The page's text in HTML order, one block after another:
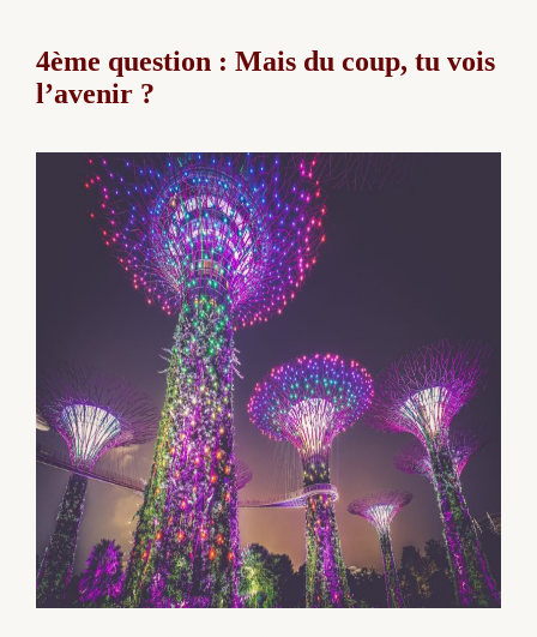
4ème question : Mais du coup, tu vois
l’avenir ?